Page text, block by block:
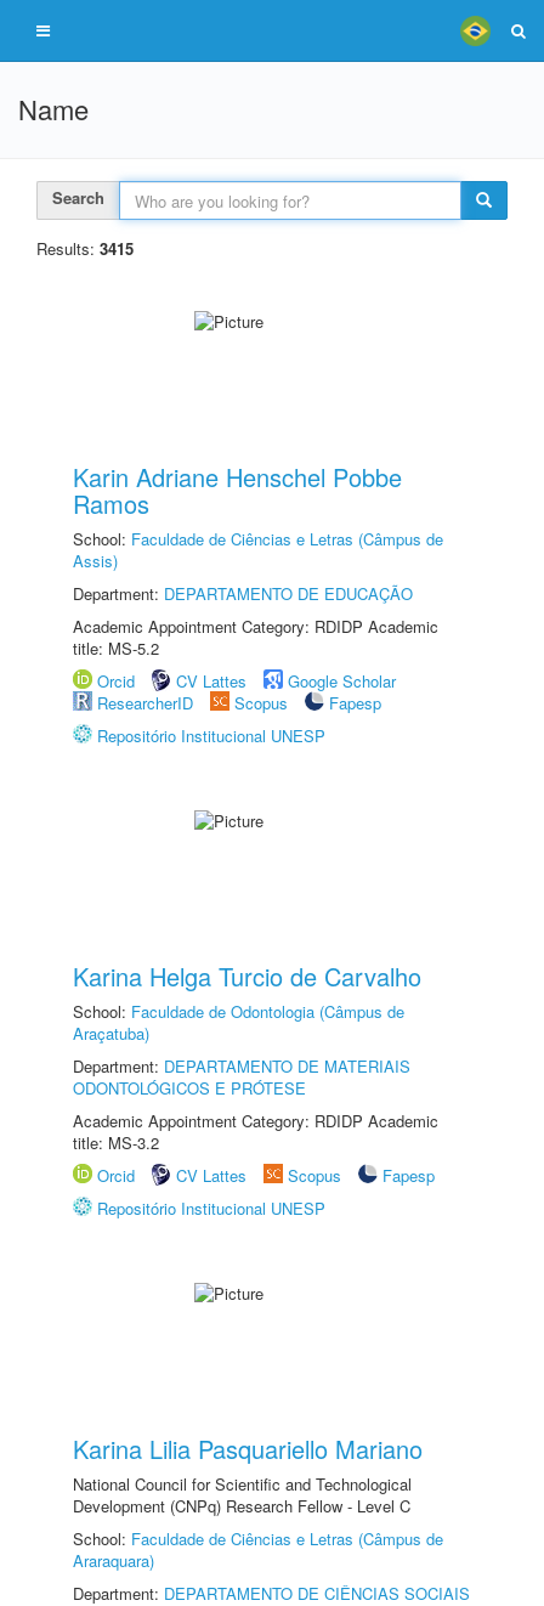
Name
Search
Results: 3415
Karin Adriane Henschel Pobbe
Ramos
School: Faculdade de Ciências e Letras (Câmpus de
Assis)
Department: DEPARTAMENTO DE EDUCAÇÃO
Academic Appointment Category: RDIDP Academic
title: MS-5.2
Orcid
CV Lattes
Google Scholar
ResearcherID
Scopus
Fapesp
Repositório Institucional UNESP
Karina Helga Turcio de Carvalho
School: Faculdade de Odontologia (Câmpus de
Araçatuba)
Department: DEPARTAMENTO DE MATERIAIS
ODONTOLÓGICOS E PRÓTESE
Academic Appointment Category: RDIDP Academic
title: MS-3.2
Orcid
CV Lattes Scopus
Fapesp
Repositório Institucional UNESP
Karina Lilia Pasquariello Mariano
National Council for Scientific and Technological
Development (CNPq) Research Fellow - Level C
School: Faculdade de Ciências e Letras (Câmpus de
Araraquara)
Department: DEPARTAMENTO DE CIÊNCIAS SOCIAIS